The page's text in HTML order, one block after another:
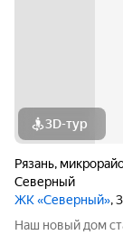
3D-тур
Рязань,
Северный
ЖК «Северный»,
Наш новый дом